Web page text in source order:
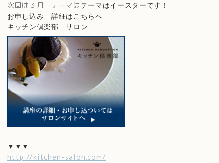
次回は３月 テーマは テーマはイースターです！
お申し込み 詳細はこちらへ
キッチン倶楽部 サロン
▼▼▼
http://kitchen-salon.com/